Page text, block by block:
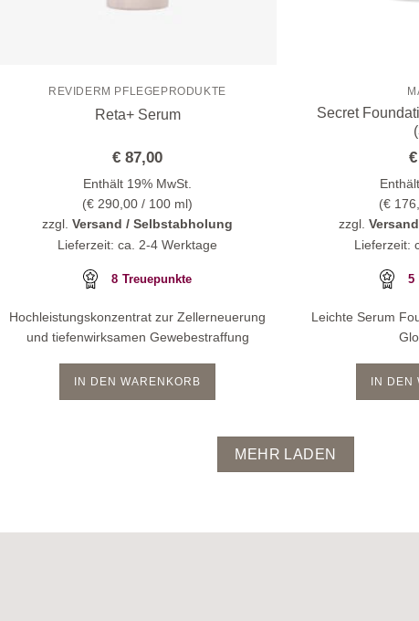
REVIDERM PFLEGEPRODUKTE
Reta+ Serum
€ 87,00
Enthält 19% MwSt.
(€ 290,00/ 100 ml)
zzgl. Versand / Selbstabholung
Lieferzeit: ca. 2-4 Werktage
8 Treuepunkte
Hochleistungskonzentrat zur Zellerneuerung
und tiefenwirksamen Gewebestraffung
IN DEN WARENKORB
Secret
€
(€
zzgl.
Lieferzeit:
5
Leichte Serum
IN DEN
MEHR LADEN